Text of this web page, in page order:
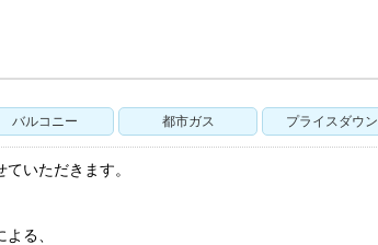
バルコニー 都市ガス プライスダウン
いただきます。
る、